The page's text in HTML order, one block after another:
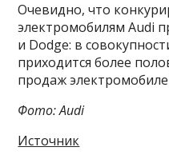
Очевидно, что
электромобилям Audi
и Dodge: в
приходится более
продаж
Фото: Audi
Источник